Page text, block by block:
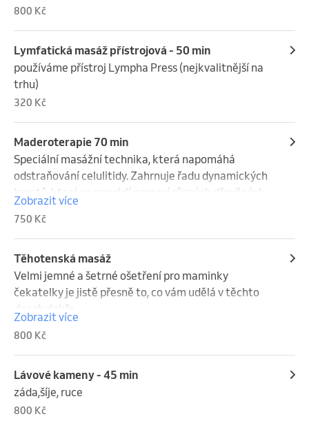
800 Kč
Lymfatická masáž přístrojová - 50 min
používáme přístroj Lympha Press (nejkvalitnější na
trhu)
320 Kč
Maderoterapie 70 min
Speciální masážní technika, která napomáhá
odstraňování celulitidy. Zahrnuje řadu dynamických
hmatů, které se provádí pomocí různých dřevěných
pomůcek . Při této masáži se dané místo prokrví a
tím se urychlí látková výměna.
Zobrazit více
750 Kč
Těhotenská masáž
Velmi jemné a šetrné ošetření pro maminky
čekatelky je jistě přesně to, co vám udělá v těchto
dnech dobře.
Zobrazit více
800 Kč
Lávové kameny - 45 min
záda,šíje, ruce
800 Kč